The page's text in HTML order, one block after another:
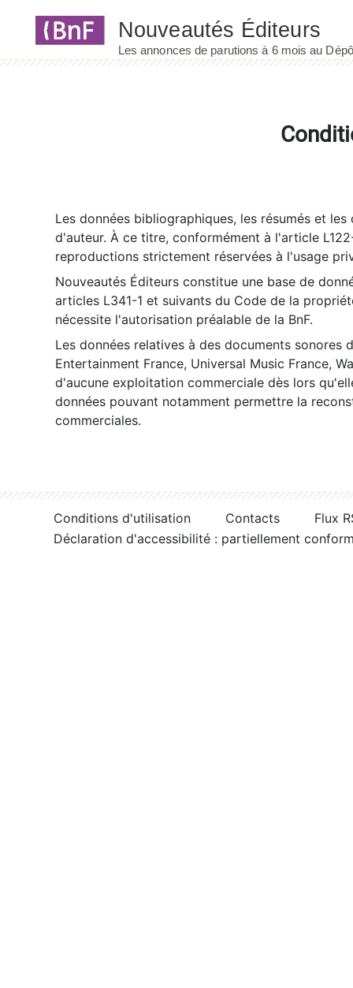
Les données bibliographiques, les résumés et
d'auteur. À ce titre, conformément à l'article
reproductions strictement réservées à l'usage
Nouveautés Éditeurs constitue une base de
articles L341-1 et suivants du Code de la
nécessite l'autorisation préalable de la BnF.
Les données relatives à des documents sonores
Entertainment France, Universal Music France,
d'aucune exploitation commerciale dès lors
données pouvant notamment permettre la
commerciales.
Conditions d'utilisation Contacts
Flux
Déclaration d'accessibilité : partiellement